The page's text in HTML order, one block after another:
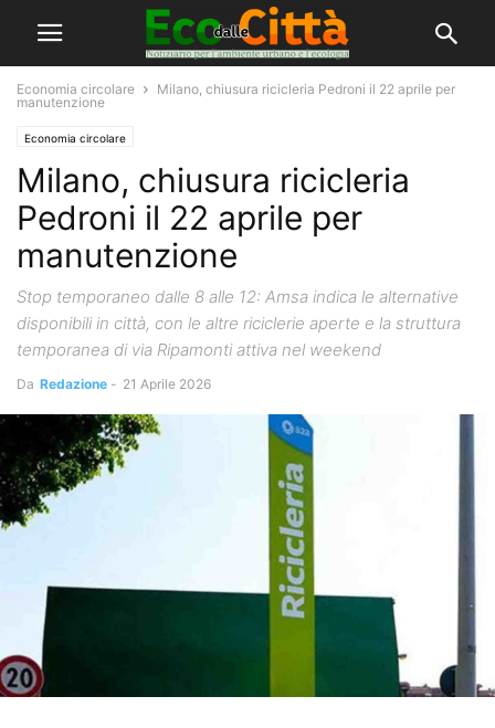
Economia circolare
Milano, chiusura ricicleria Pedroni il 22 aprile per
manutenzione
Economia circolare
Milano, chiusura ricicleria
Pedroni il 22 aprile per
manutenzione
Stop temporaneo dalle 8 alle 12: Amsa indica le alternative
disponibili in città, con le altre riciclerie aperte e la struttura
temporanea di via Ripamonti attiva nel weekend
Da Redazione - 21 Aprile 2026